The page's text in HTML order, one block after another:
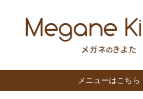
メニューはこちら